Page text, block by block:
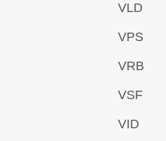
VLD
VPS
VRB
VSF
VID